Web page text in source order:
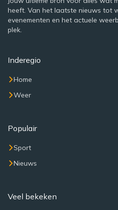
heeft. Van het laatste nieuws tot
evenementen en het actuele
plek.
Inderegio
Home
Weer
Populair
Sport
Nieuws
Veel bekeken